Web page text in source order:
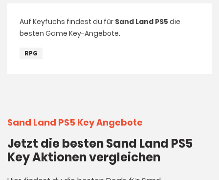
Auf Keyfuchs findest du für Sand Land PS5 die
besten Game Key-Angebote.
RPG
Sand Land PS5 Key Angebote
Jetzt die besten Sand Land PS5
Key Aktionen vergleichen